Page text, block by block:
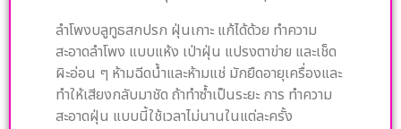
ลำโพงบลูทูธสกปรก ฝุ่นเกาะ แก้ได้ด้วย ทำความ
สะอาดลำโพง แบบแห้ง เป่าฝุ่น แปรงตาข่าย และเช็ด
ผิะอ่อน ๆ ห้ามฉีดน้ำและห้ามแช่ มักยืดอายุเครื่องและ
ทำให้เสียงกลับมาชัด ถ้าทำซ้ำเป็นระยะ การ ทำความ
สะอาดฝุ่น แบบนี้ใช้เวลาไม่นานในแต่ละครั้ง